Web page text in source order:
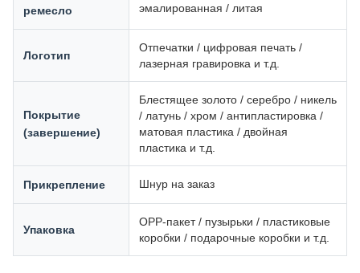
ремесло
эмалированная / литая
Логотип
Отпечатки / цифровая печать /
лазерная гравировка и т.д.
Покрытие
(завершение)
Блестящее золото / серебро / никель
/ латунь / хром / антипластировка /
матовая пластика / двойная
пластика и т.д.
Прикрепление Шнур на заказ
Упаковка
OPP-пакет / пузырьки / пластиковые
коробки / подарочные коробки и т.д.